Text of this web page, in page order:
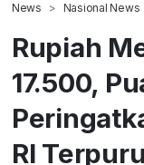
News Nasional News
Rupiah
17.500,
RI